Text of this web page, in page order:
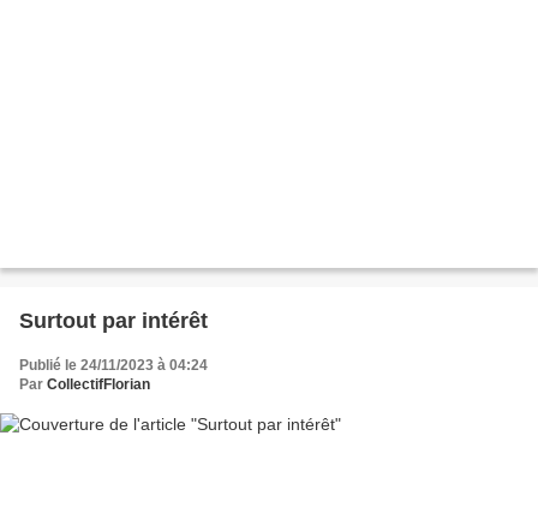
Surtout par intérêt
Publié le 24/11/2023 à 04:24
Par CollectifFlorian